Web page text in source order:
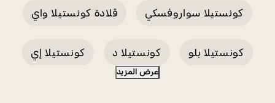
كونستيلا سواروفسكي قلادة كونستيلا واي
كونستيلا بلو كونستيلا د كونستيلا إي
عرض المزيد